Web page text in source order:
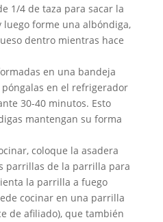
1/4 de taza para sacar la
luego forme una albóndiga,
dentro mientras hace
en una bandeja
en el refrigerador
30-40 minutos. Esto
mantengan su forma
coloque la asadera
parrillas de la parrilla para
la parrilla a fuego
cocinar en una parrilla
de afiliado), que también